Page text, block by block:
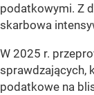
podatkowymi. Z
skarbowa
W 2025 r.
sprawdzających,
podatkowe na